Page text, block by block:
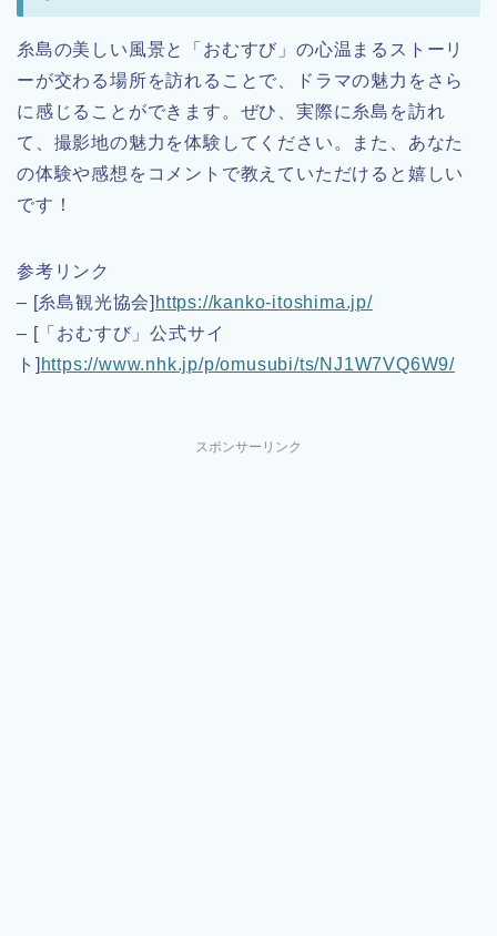
糸島の美しい風景と「おむすび」の心温まるストーリ
ーが交わる場所を訪れることで、ドラマの魅力をさら
に感じることができます。ぜひ、実際に糸島を訪れ
て、撮影地の魅力を体験してください。また、あなた
の体験や感想をコメントで教えていただけると嬉しい
です！
参考リンク
– [糸島観光協会] https://kanko-itoshima.jp/
– [「おむすび」公式サイ
ト] https://www.nhk.jp/p/omusubi/ts/NJ1W7VQ6W9/
スポンサーリンク